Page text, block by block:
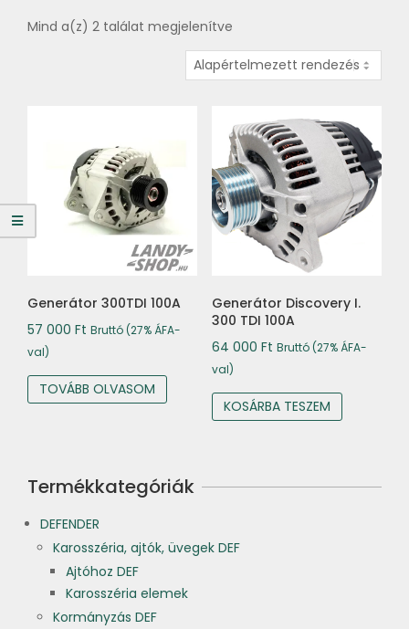
Mind a(z) 2 találat megjelenítve
Generátor 300TDI 100A
57 000 Ft Bruttó (27% ÁFA-
val)
TOVÁBB OLVASOM
Generátor Discovery I.
300 TDI 100A
64 000 Ft Bruttó (27% ÁFA-
val)
KOSÁRBA TESZEM
Termékkategóriák
DEFENDER
Karosszéria, ajtók, üvegek DEF
Ajtóhoz DEF
Karosszéria elemek
Kormányzás DEF